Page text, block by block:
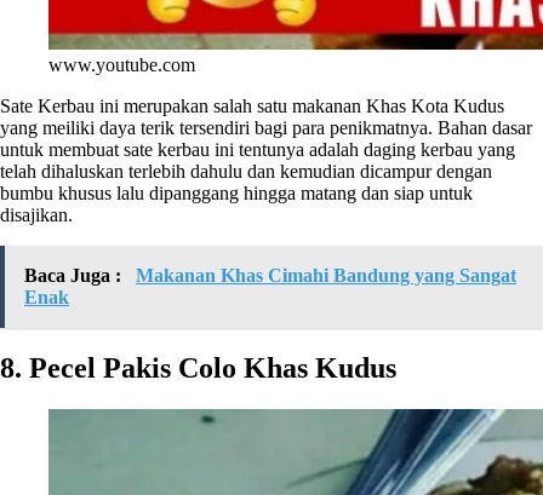
www.youtube.com
Sate Kerbau ini merupakan salah satu makanan Khas Kota Kudus
yang meiliki daya terik tersendiri bagi para penikmatnya. Bahan dasar
untuk membuat sate kerbau ini tentunya adalah daging kerbau yang
telah dihaluskan terlebih dahulu dan kemudian dicampur dengan
bumbu khusus lalu dipanggang hingga matang dan siap untuk
disajikan.
Baca Juga :
Makanan Khas Cimahi Bandung yang Sangat
Enak
8. Pecel Pakis Colo Khas Kudus